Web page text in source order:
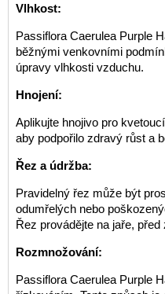
Vlhkost:
Passiflora Caerulea Purple
běžnými venkovními
úpravy vlhkosti vzduchu.
Hnojení:
Aplikujte hnojivo pro
aby podpořilo zdravý růst a
Řez a údržba:
Pravidelný řez může být
odumřelých nebo
Řez provádějte na jaře,
Rozmnožování:
Passiflora Caerulea Purple